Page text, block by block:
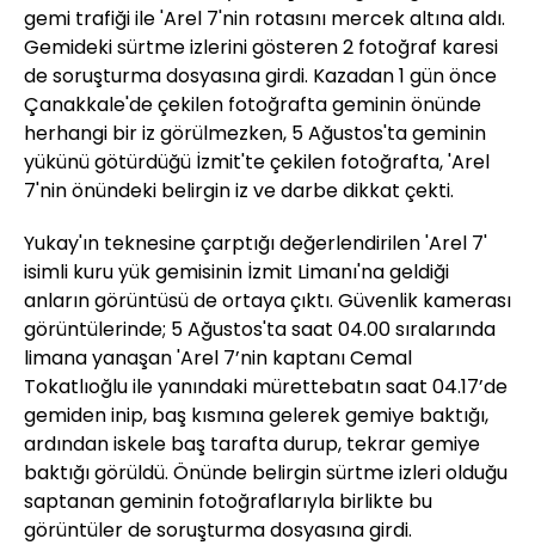
gemi trafiği ile 'Arel 7'nin rotasını mercek altına aldı.
Gemideki sürtme izlerini gösteren 2 fotoğraf karesi
de soruşturma dosyasına girdi. Kazadan 1 gün önce
Çanakkale'de çekilen fotoğrafta geminin önünde
herhangi bir iz görülmezken, 5 Ağustos'ta geminin
yükünü götürdüğü İzmit'te çekilen fotoğrafta, 'Arel
7'nin önündeki belirgin iz ve darbe dikkat çekti.
Yukay'ın teknesine çarptığı değerlendirilen 'Arel 7'
isimli kuru yük gemisinin İzmit Limanı'na geldiği
anların görüntüsü de ortaya çıktı. Güvenlik kamerası
görüntülerinde; 5 Ağustos'ta saat 04.00 sıralarında
limana yanaşan 'Arel 7’nin kaptanı Cemal
Tokatlıoğlu ile yanındaki mürettebatın saat 04.17’de
gemiden inip, baş kısmına gelerek gemiye baktığı,
ardından iskele baş tarafta durup, tekrar gemiye
baktığı görüldü. Önünde belirgin sürtme izleri olduğu
saptanan geminin fotoğraflarıyla birlikte bu
görüntüler de soruşturma dosyasına girdi.